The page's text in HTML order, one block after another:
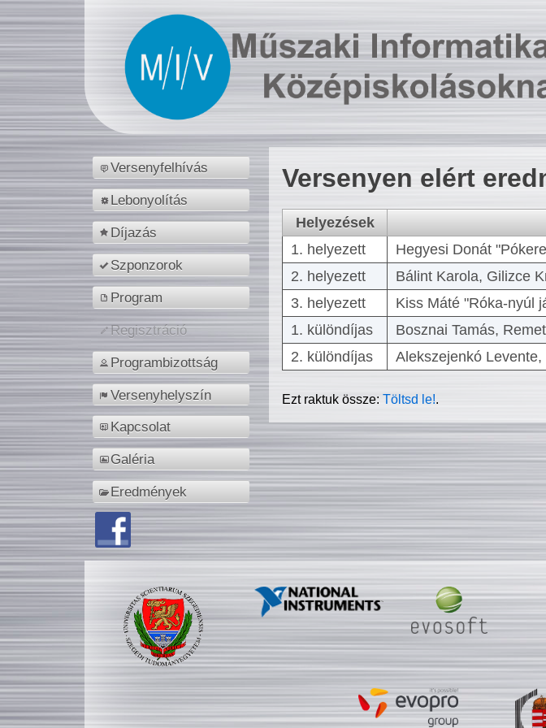
Versenyfelhívás
Lebonyolítás
Díjazás
Szponzorok
Program
Regisztráció
Programbizottság
Versenyhelyszín
Kapcsolat
Galéria
Eredmények
Versenyen elért
Helyezések
1. helyezett
Hegyesi Donát
2. helyezett
Bálint Karola, Gilizce
3. helyezett
Kiss Máté "Róka-nyúl
1. különdíjas
Bosznai Tamás,
2. különdíjas
Alekszejenkó
Ezt raktuk össze:Töltsd le!.